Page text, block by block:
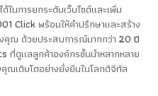
ในการยกระดับเว็บไซต์และเพิ่ม
Click พร้อมให้คำปรึกษาและสร้าง
งคุณ ด้วยประสบการณ์มากกว่า20 ปี
ที่ดูแลลูกค้าองค์กรชั้นนำหลากหลาย
ณเติบโตอย่างยั่งยืนในโลกดิจิทัล